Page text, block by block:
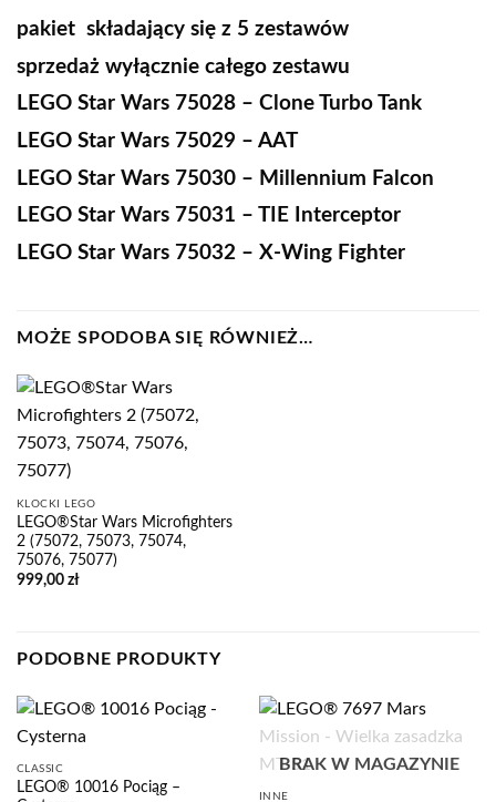
pakiet składający się z 5 zestawów
sprzedaż wyłącznie całego zestawu
LEGO Star Wars 75028 – Clone Turbo Tank
LEGO Star Wars 75029 – AAT
LEGO Star Wars 75030 – Millennium Falcon
LEGO Star Wars 75031 – TIE Interceptor
LEGO Star Wars 75032 – X-Wing Fighter
MOŻE SPODOBA SIĘ RÓWNIEŻ…
KLOCKI LEGO
LEGO®Star Wars Microfighters
2 (75072, 75073, 75074,
75076, 75077)
999,00 zł
PODOBNE PRODUKTY
CLASSIC
LEGO® 10016 Pociąg –
BRAK W MAGAZYNIE
INNE